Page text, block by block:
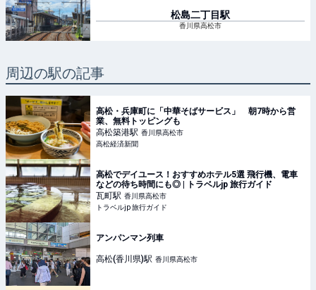
松島二丁目駅
香川県高松市
周辺の駅の記事
高松・兵庫町に「中華そばサービス」 朝7時から営
業、無料トッピングも
高松築港駅 香川県高松市
高松経済新聞
高松でデイユース！おすすめホテル5選 飛行機、電車
などの待ち時間にも◎ | トラベルjp 旅行ガイド
瓦町駅 香川県高松市
トラベルjp 旅行ガイド
アンパンマン列車
高松(香川県)駅 香川県高松市